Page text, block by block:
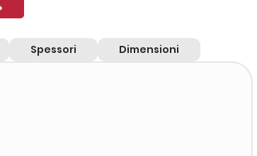
Spessori Dimensioni